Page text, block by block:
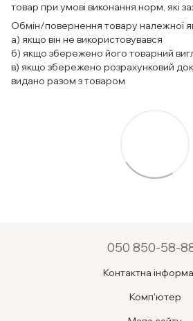
товар при умові виконання норм, які
Обмін/повернення товару належної
а) якщо він не використовувався
б) якщо збережено його товарний
в) якщо збережено розрахунковий
видано разом з товаром
050 850-58-
Контактна
Комп'ютер